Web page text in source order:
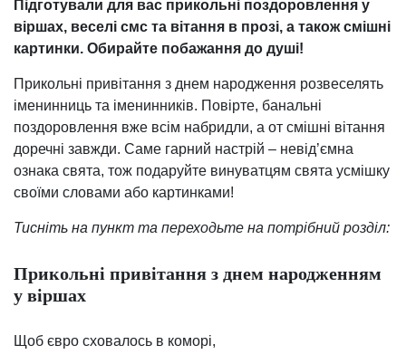
Підготували для вас прикольні поздоровлення у
віршах, веселі смс та вітання в прозі, а також смішні
картинки. Обирайте побажання до душі!
Прикольні привітання з днем народження розвеселять
іменинниць та іменинників. Повірте, банальні
поздоровлення вже всім набридли, а от смішні вітання
доречні завжди. Саме гарний настрій – невід’ємна
ознака свята, тож подаруйте винуватцям свята усмішку
своїми словами або картинками!
Тисніть на пункт та переходьте на потрібний розділ:
Прикольні привітання з днем народженням
у віршах
Щоб євро сховалось в коморі,